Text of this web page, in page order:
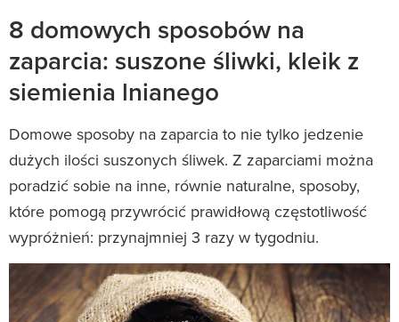
8 domowych sposobów na
zaparcia: suszone śliwki, kleik z
siemienia lnianego
Domowe sposoby na zaparcia to nie tylko jedzenie
dużych ilości suszonych śliwek. Z zaparciami można
poradzić sobie na inne, równie naturalne, sposoby,
które pomogą przywrócić prawidłową częstotliwość
wypróżnień: przynajmniej 3 razy w tygodniu.